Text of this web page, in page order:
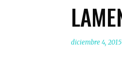
diciembre 4, 2015